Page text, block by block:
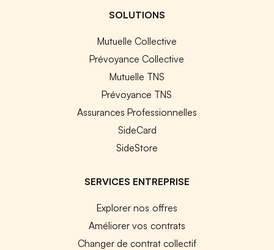
SOLUTIONS
Mutuelle Collective
Prévoyance Collective
Mutuelle TNS
Prévoyance TNS
Assurances Professionnelles
SideCard
SideStore
SERVICES ENTREPRISE
Explorer nos offres
Améliorer vos contrats
Changer de contrat collectif